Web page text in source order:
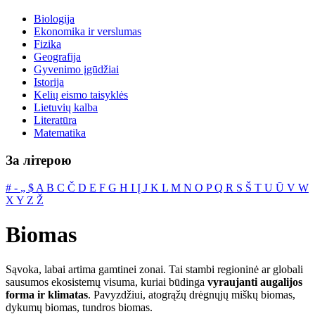
Biologija
Ekonomika ir verslumas
Fizika
Geografija
Gyvenimo įgūdžiai
Istorija
Kelių eismo taisyklės
Lietuvių kalba
Literatūra
Matematika
За літерою
# ‐ „ $ A B C Č D E F G H I Į J K L M N O PQ R S Š T U Ū V W
X Y Z Ž
Biomas
Sąvoka, labai artima gamtinei zonai. Tai stambi regioninė ar globali
sausumos ekosistemų visuma, kuriai būdinga vyraujanti augalijos
forma ir klimatas. Pavyzdžiui, atogrąžų drėgnųjų miškų biomas,
dykumų biomas, tundros biomas.